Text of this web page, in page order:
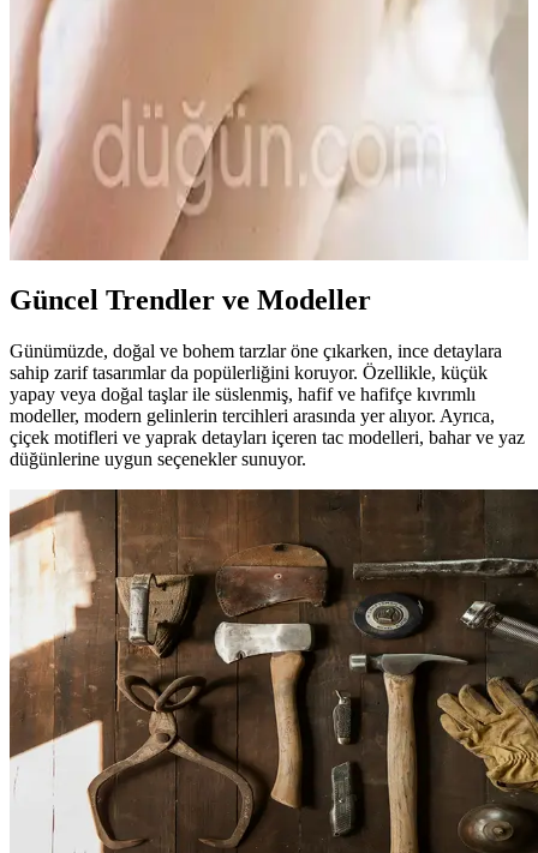
Düğünlerde gelin tacı seçimi, tarz ve tema uyumu ile model ve
malzeme tercihleriyle ilgilidir. Bu rehberde, farklı düğün temalarına
Düğünlerde Şık ve Trend Gelin Tacı Modelleri ile En
Uygun Seçenekler
Gelin tacı seçiminde düğün temasına uygun, trend ve rahat modelleri
keşfedin. Güncel tasarımlar ve malzeme seçenekleriyle güzelliğinizi
tamamlayacak aksesuarlar burada.
Güncel Trendler ve Modeller
Günümüzde, doğal ve bohem tarzlar öne çıkarken, ince detaylara
sahip zarif tasarımlar da popülerliğini koruyor. Özellikle, küçük
yapay veya doğal taşlar ile süslenmiş, hafif ve hafifçe kıvrımlı
modeller, modern gelinlerin tercihleri arasında yer alıyor. Ayrıca,
çiçek motifleri ve yaprak detayları içeren tac modelleri, bahar ve yaz
düğünlerine uygun seçenekler sunuyor.